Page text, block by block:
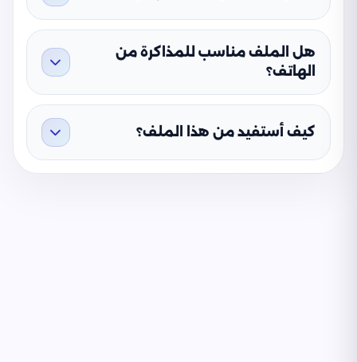
هل الملف مناسب للمذاكرة من
الهاتف؟
كيف أستفيد من هذا الملف؟